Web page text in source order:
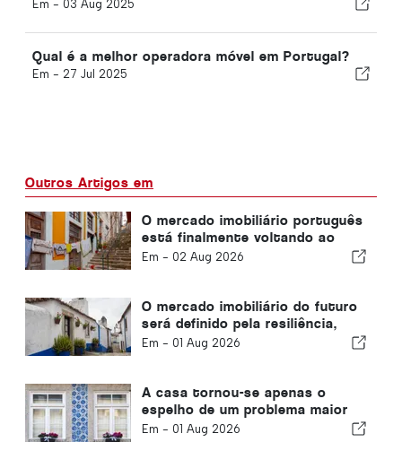
Em - 03 Aug 2025
Qual é a melhor operadora móvel em Portugal?
Em - 27 Jul 2025
Outros Artigos em
O mercado imobiliário português
está finalmente voltando ao
normal
Em - 02 Aug 2026
O mercado imobiliário do futuro
será definido pela resiliência,
não apenas pela localização
Em - 01 Aug 2026
A casa tornou-se apenas o
espelho de um problema maior
em Portugal
Em - 01 Aug 2026